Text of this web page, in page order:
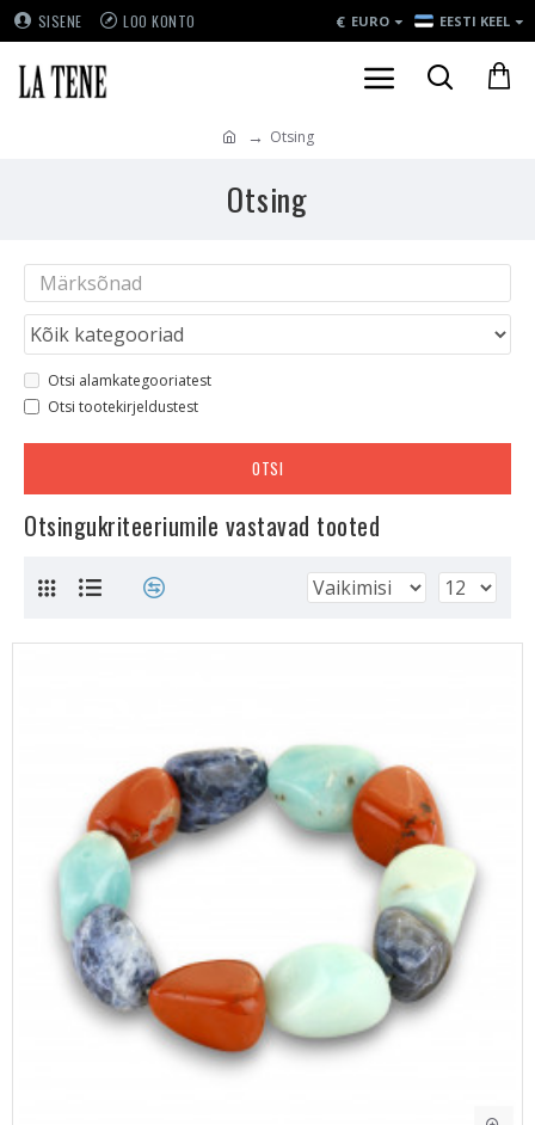
SISENE LOO KONTO € EURO EESTI KEEL
Otsing
Otsing
Otsi alamkategooriatest
Otsi tootekirjeldustest
OTSI
Otsingukriteeriumile vastavad tooted